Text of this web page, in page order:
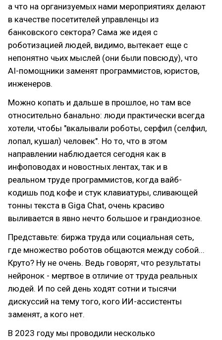
а что на организуемых нами мероприятиях делают
в качестве посетителей управленцы из
банковского сектора? Сама же идея c
роботизацией людей, видимо, вытекает еще с
непонятно чьих мыслей (они были повсюду), что
AI-помощники заменят программистов, юристов,
инженеров.
Можно копать и дальше в прошлое, но там все
относительно банально: люди практически всегда
хотели, чтобы "вкалывали роботы, серфил (селфил,
лопал, кушал) человек". Но то, что в этом
направлении наблюдается сегодня как в
инфоповодах и новостных лентах, так и в
реальном труде программистов, когда вайб-
кодишь под кофе и стук клавиатуры, сливающей
тонны текста в Giga Chat, очень красиво
выливается в явно нечто большое и грандиозное.
Представьте: биржа труда или социальная сеть,
где множество роботов общаются между собой...
Круто? Ну не очень. Ведь говорят, что результаты
нейронок - мертвое в отличие от труда реальных
людей. И по сей день ходят сотни и тысячи
дискуссий на тему того, кого ИИ-ассистенты
заменят, а кого нет.
В 2023 году мы проводили несколько